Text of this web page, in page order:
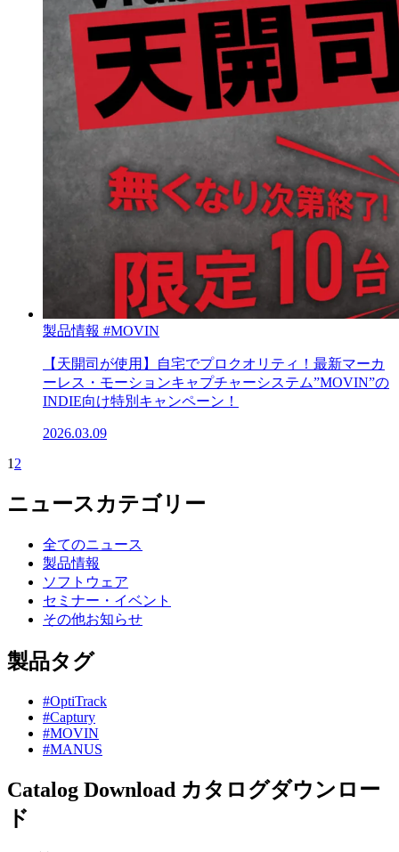
製品情報 #MOVIN
【天開司が使用】自宅でプロクオリティ！最新マーカ
ーレス・モーションキャプチャーシステム”MOVIN”の
INDIE向け特別キャンペーン！
2026.03.09
1 2
ニュースカテゴリー
全てのニュース
製品情報
ソフトウェア
セミナー・イベント
その他お知らせ
製品タグ
#OptiTrack
#Captury
#MOVIN
#MANUS
Catalog Download カタログダウンロー
ド